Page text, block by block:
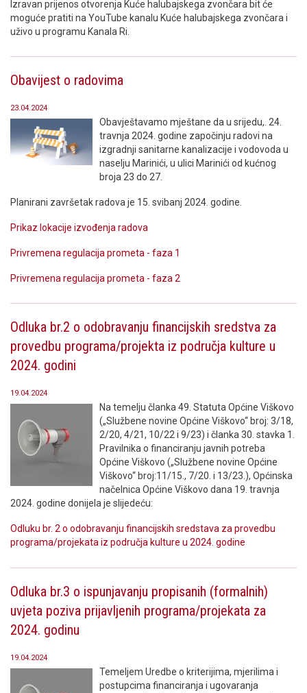
Izravan prijenos otvorenja Kuće halubajskega zvončara bit će
moguće pratiti na YouTube kanalu Kuće halubajskega zvončara i
uživo u programu Kanala Ri.
Obavijest o radovima
23.04.2024
Obavještavamo mještane da u srijedu,. 24.
travnja 2024. godine započinju radovi na
izgradnji sanitarne kanalizacije i vodovoda u
naselju Marinići, u ulici Marinići od kućnog
broja 23 do 27.
Planirani završetak radova je 15. svibanj 2024. godine.
Prikaz lokacije izvođenja radova
Privremena regulacija prometa - faza 1
Privremena regulacija prometa - faza 2
Odluka br.2 o odobravanju financijskih sredstva za
provedbu programa/projekta iz područja kulture u
2024. godini
19.04.2024
Na temelju članka 49. Statuta Općine Viškovo
(„Službene novine Općine Viškovo“ broj: 3/18,
2/20, 4/21, 10/22 i 9/23) i članka 30. stavka 1.
Pravilnika o financiranju javnih potreba
Općine Viškovo („Službene novine Općine
Viškovo“ broj:11/15., 7/20. i 13/23.), Općinska
načelnica Općine Viškovo dana 19. travnja
2024. godine donijela je slijedeću:
Odluku br. 2 o odobravanju financijskih sredstava za provedbu
programa/projekata iz područja kulture u 2024. godine
Odluka br.3 o ispunjavanju propisanih (formalnih)
uvjeta poziva prijavljenih programa/projekata za
2024. godinu
19.04.2024
Temeljem Uredbe o kriterijima, mjerilima i
postupcima financiranja i ugovaranja